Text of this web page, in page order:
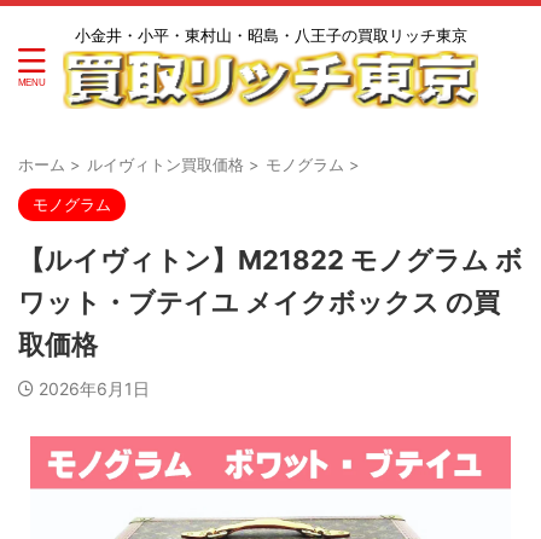
小金井・小平・東村山・昭島・八王子の買取リッチ東京
ホーム > ルイヴィトン買取価格 > モノグラム >
モノグラム
【ルイヴィトン】M21822 モノグラム ボ
ワット・ブテイユ メイクボックス の買
取価格
2026年6月1日